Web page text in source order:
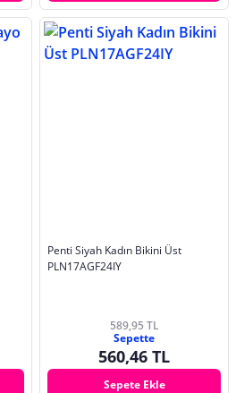
Penti Siyah Kadın Bikini Üst
PLN17AGF24IY
589,95 TL
Sepette
560,46 TL
Sepete Ekle